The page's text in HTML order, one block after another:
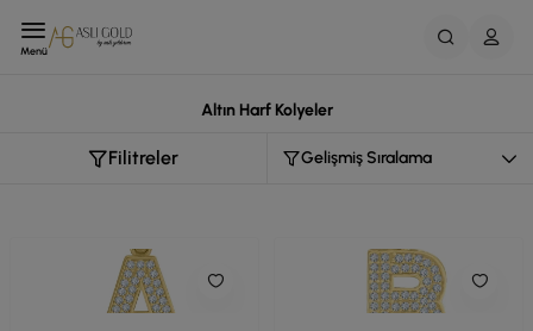
Menü
Altın Harf Kolyeler
Filitreler